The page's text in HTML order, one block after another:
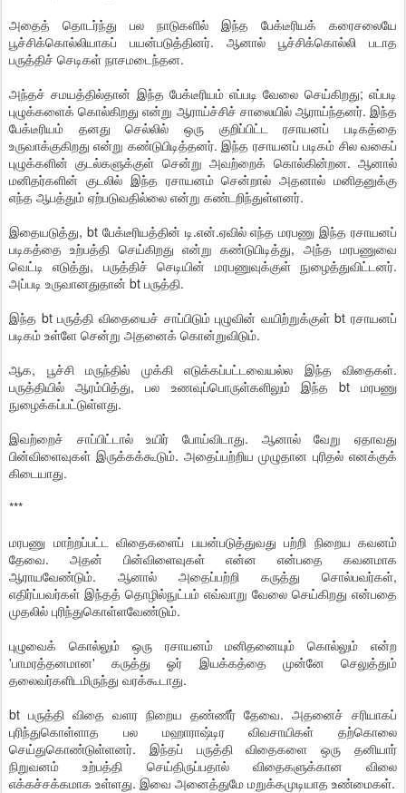
அதைத் தொடர்ந்து பல நாடுகளில் இந்த பேக்டீரியக் கரைசலையே
பூச்சிக்கொல்லியாகப் பயன்படுத்தினர். ஆனால் பூச்சிக்கொல்லி படாத
பருத்திச் செடிகள் நாசமடைந்தன.
அந்தச் சமயத்தில்தான் இந்த பேக்டீரியம் எப்படி வேலை செய்கிறது; எப்படி
புழுக்களைக் கொல்கிறது என்று ஆராய்ச்சிச் சாலையில் ஆராய்ந்தனர். இந்த
பேக்டீரியம் தனது செல்லில் ஒரு குறிப்பிட்ட ரசாயனப் படிகத்தை
உருவாக்குகிறது என்று கண்டுபிடித்தனர். இந்த ரசாயனப் படிகம் சில வகைப்
புழுக்களின் குடல்களுக்குள் சென்று அவற்றைக் கொல்கின்றன. ஆனால்
மனிதர்களின் குடலில் இந்த ரசாயனம் சென்றால் அதனால் மனிதனுக்கு
எந்த ஆபத்தும் ஏற்படுவதில்லை என்று கண்டறிந்துள்ளனர்.
இதையடுத்து, bt பேக்டீரியத்தின் டி.என்.ஏவில் எந்த மரபணு இந்த ரசாயனப்
படிகத்தை உற்பத்தி செய்கிறது என்று கண்டுபிடித்து, அந்த மரபணுவை
வெட்டி எடுத்து, பருத்திச் செடியின் மரபணுவுக்குள் நுழைத்துவிட்டனர்.
அப்படி உருவானதுதான் bt பருத்தி.
இந்த bt பருத்தி விதையைச் சாப்பிடும் புழுவின் வயிற்றுக்குள் bt ரசாயனப்
படிகம் உள்ளே சென்று அதனைக் கொன்றுவிடும்.
ஆக, பூச்சி மருந்தில் முக்கி எடுக்கப்பட்டவையல்ல இந்த விதைகள்.
பருத்தியில் ஆரம்பித்து, பல உணவுப்பொருள்களிலும் இந்த bt மரபணு
நுழைக்கப்பட்டுள்ளது.
இவற்றைச் சாப்பிட்டால் உயிர் போய்விடாது. ஆனால் வேறு ஏதாவது
பின்விளைவுகள் இருக்கக்கூடும். அதைப்பற்றிய முழுதான புரிதல் எனக்குக்
கிடையாது.
***
மரபணு மாற்றப்பட்ட விதைகளைப் பயன்படுத்துவது பற்றி நிறைய கவனம்
தேவை. அதன் பின்விளைவுகள் என்ன என்பதை கவனமாக
ஆராயவேண்டும். ஆனால் அதைப்பற்றி கருத்து சொல்பவர்கள்,
எதிர்ப்பவர்கள் இந்தத் தொழில்நுட்பம் எவ்வாறு வேலை செய்கிறது என்பதை
முதலில் புரிந்துகொள்ளவேண்டும்.
புழுவைக் கொல்லும் ஒரு ரசாயனம் மனிதனையும் கொல்லும் என்ற
'பாமரத்தனமான' கருத்து ஓர் இயக்கத்தை முன்னே செலுத்தும்
தலைவர்களிடமிருந்து வரக்கூடாது.
bt பருத்தி விதை வளர நிறைய தண்ணீர் தேவை. அதனைச் சரியாகப்
புரிந்துகொள்ளாத பல மஹாராஷ்டிர விவசாயிகள் தற்கொலை
செய்துகொண்டுள்ளனர். இந்தப் பருத்தி விதைகளை ஒரு தனியார்
நிறுவனம் உற்பத்தி செய்திருப்பதால் விதைகளுக்கான விலை
எக்கச்சக்கமாக உள்ளது. இவை அனைத்துமே மறுக்கமுடியாத உண்மைகள்.